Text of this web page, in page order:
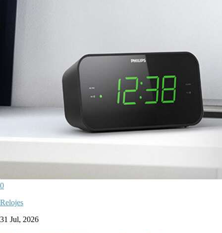
0
Relojes
31 Jul, 2026